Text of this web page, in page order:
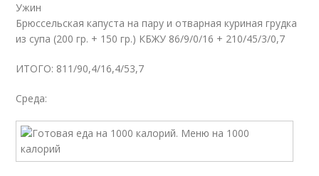
Ужин
Брюссельская капуста на пару и отварная куриная грудка
из супа (200 гр. + 150 гр.) КБЖУ 86/9/0/16 + 210/45/3/0,7
ИТОГО: 811/90,4/16,4/53,7
Среда: